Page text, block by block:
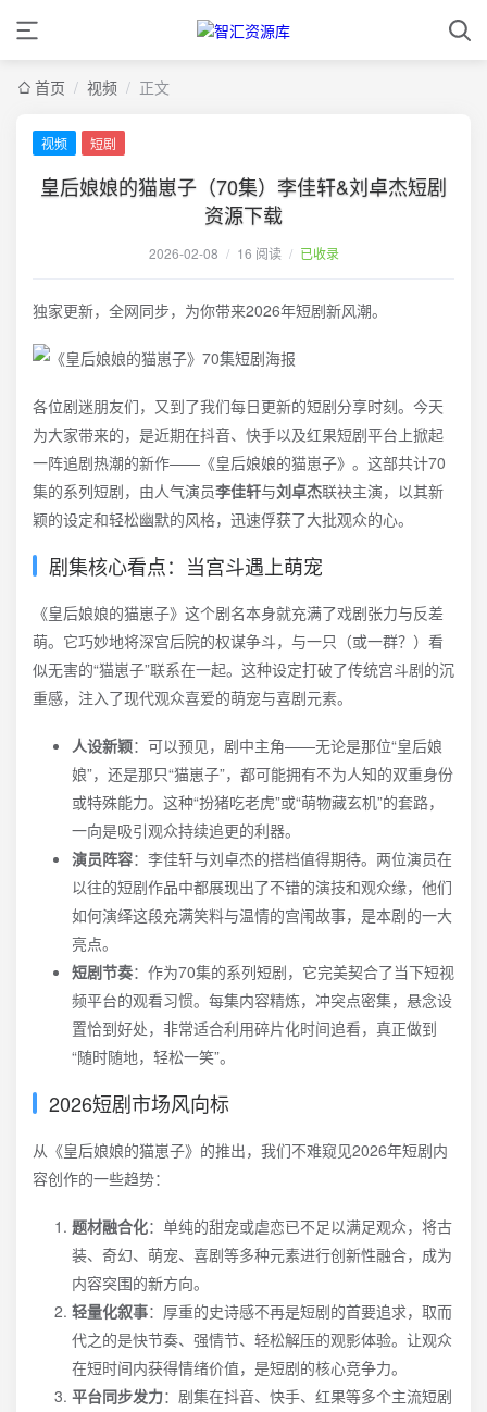
首页 / 视频 / 正文
视频 短剧
皇后娘娘的猫崽子（70集）李佳轩&刘卓杰短剧
资源下载
2026-02-08 / 16 阅读 / 已收录
独家更新，全网同步，为你带来2026年短剧新风潮。
各位剧迷朋友们，又到了我们每日更新的短剧分享时刻。今天
为大家带来的，是近期在抖音、快手以及红果短剧平台上掀起
一阵追剧热潮的新作——《皇后娘娘的猫崽子》。这部共计70
集的系列短剧，由人气演员李佳轩与刘卓杰联袂主演，以其新
颖的设定和轻松幽默的风格，迅速俘获了大批观众的心。
剧集核心看点：当宫斗遇上萌宠
《皇后娘娘的猫崽子》这个剧名本身就充满了戏剧张力与反差
萌。它巧妙地将深宫后院的权谋争斗，与一只（或一群？）看
似无害的“猫崽子”联系在一起。这种设定打破了传统宫斗剧的沉
重感，注入了现代观众喜爱的萌宠与喜剧元素。
人设新颖：可以预见，剧中主角——无论是那位“皇后娘
娘”，还是那只“猫崽子”，都可能拥有不为人知的双重身份
或特殊能力。这种“扮猪吃老虎”或“萌物藏玄机”的套路，
一向是吸引观众持续追更的利器。
演员阵容：李佳轩与刘卓杰的搭档值得期待。两位演员在
以往的短剧作品中都展现出了不错的演技和观众缘，他们
如何演绎这段充满笑料与温情的宫闱故事，是本剧的一大
亮点。
短剧节奏：作为70集的系列短剧，它完美契合了当下短视
频平台的观看习惯。每集内容精炼，冲突点密集，悬念设
置恰到好处，非常适合利用碎片化时间追看，真正做到
“随时随地，轻松一笑”。
2026短剧市场风向标
从《皇后娘娘的猫崽子》的推出，我们不难窥见2026年短剧内
容创作的一些趋势：
题材融合化：单纯的甜宠或虐恋已不足以满足观众，将古
装、奇幻、萌宠、喜剧等多种元素进行创新性融合，成为
内容突围的新方向。
轻量化叙事：厚重的史诗感不再是短剧的首要追求，取而
代之的是快节奏、强情节、轻松解压的观影体验。让观众
在短时间内获得情绪价值，是短剧的核心竞争力。
平台同步发力：剧集在抖音、快手、红果等多个主流短剧